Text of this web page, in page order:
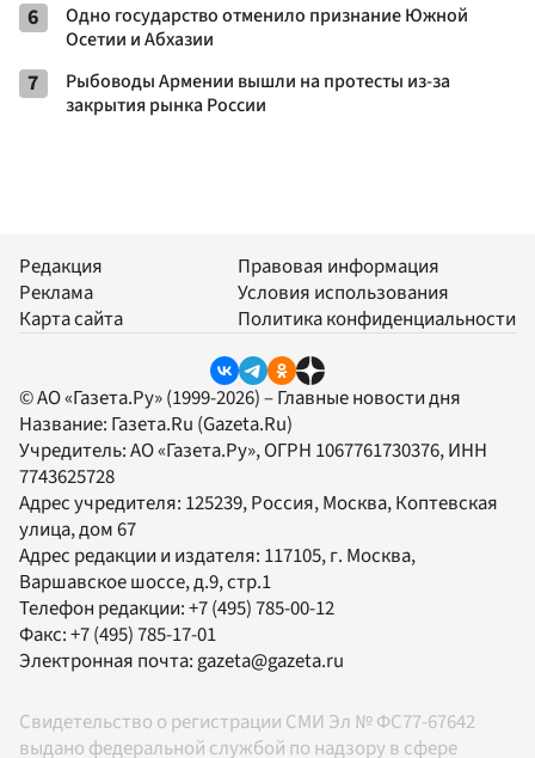
6
Одно государство отменило признание Южной
Осетии и Абхазии
7
Рыбоводы Армении вышли на протесты из-за
закрытия рынка России
Редакция
Реклама
Карта сайта
Правовая информация
Условия использования
Политика конфиденциальности
© АО «Газета.Ру» (1999-2026) – Главные новости дня
Название: Газета.Ru (Gazeta.Ru)
Учредитель:АО «Газета.Ру», ОГРН 1067761730376, ИНН
7743625728
Адрес учредителя: 125239, Россия, Москва, Коптевская
улица, дом 67
Адрес редакции и издателя: 117105, г. Москва,
Варшавское шоссе, д.9, стр.1
Телефон редакции:+7 (495) 785-00-12
Факс:+7 (495) 785-17-01
Электронная почта:gazeta@gazeta.ru
Свидетельство о регистрации СМИ Эл № ФС77-67642
выдано федеральной службой по надзору в сфере